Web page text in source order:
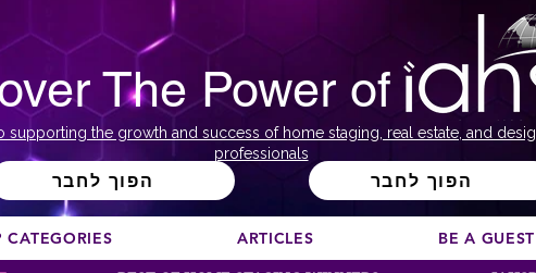
The Power of
supporting the growth and success of home staging, real estate, and
professionals
הפוך לחבר הפוך לחבר
ARTICLES BE A GUEST